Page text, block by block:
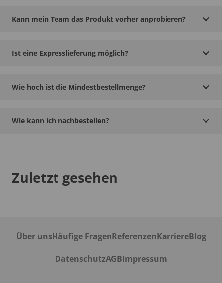
Kann mein Team das Produkt vorher anprobieren?
Ist eine Expresslieferung möglich?
Wie hoch ist die Mindestbestellmenge?
Wie kann ich nachbestellen?
Zuletzt gesehen
Über unsHäufige FragenReferenzenKarriereBlog
DatenschutzAGBImpressum